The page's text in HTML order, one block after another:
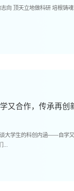
又合作，传承再创
大学生的科创内涵——自学
...